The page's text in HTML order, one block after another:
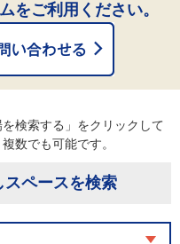
をご利用ください。
検索する」をクリックして
複数でも可能です。
スペースを検索